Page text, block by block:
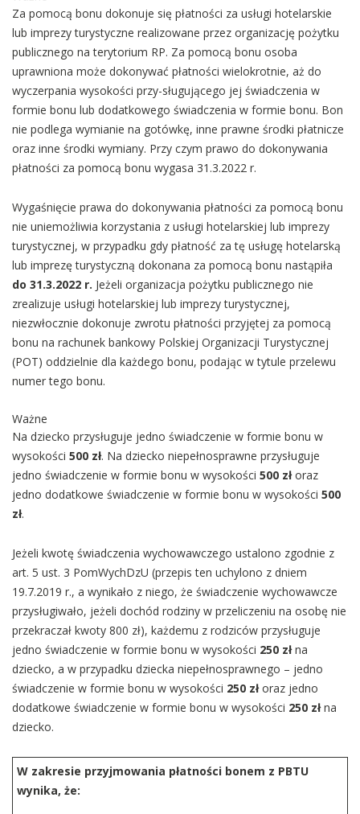
Za pomocą bonu dokonuje się płatności za usługi hotelarskie
lub imprezy turystyczne realizowane przez organizację pożytku
publicznego na terytorium RP. Za pomocą bonu osoba
uprawniona może dokonywać płatności wielokrotnie, aż do
wyczerpania wysokości przy-sługującego jej świadczenia w
formie bonu lub dodatkowego świadczenia w formie bonu. Bon
nie podlega wymianie na gotówkę, inne prawne środki płatnicze
oraz inne środki wymiany. Przy czym prawo do dokonywania
płatności za pomocą bonu wygasa 31.3.2022 r.
Wygaśnięcie prawa do dokonywania płatności za pomocą bonu
nie uniemożliwia korzystania z usługi hotelarskiej lub imprezy
turystycznej, w przypadku gdy płatność za tę usługę hotelarską
lub imprezę turystyczną dokonana za pomocą bonu nastąpiła
do 31.3.2022 r. Jeżeli organizacja pożytku publicznego nie
zrealizuje usługi hotelarskiej lub imprezy turystycznej,
niezwłocznie dokonuje zwrotu płatności przyjętej za pomocą
bonu na rachunek bankowy Polskiej Organizacji Turystycznej
(POT) oddzielnie dla każdego bonu, podając w tytule przelewu
numer tego bonu.
Ważne
Na dziecko przysługuje jedno świadczenie w formie bonu w
wysokości 500 zł. Na dziecko niepełnosprawne przysługuje
jedno świadczenie w formie bonu w wysokości 500 złoraz
jedno dodatkowe świadczenie w formie bonu w wysokości 500
zł.
Jeżeli kwotę świadczenia wychowawczego ustalono zgodnie z
art. 5 ust. 3 PomWychDzU (przepis ten uchylono z dniem
19.7.2019 r., a wynikało z niego, że świadczenie wychowawcze
przysługiwało, jeżeli dochód rodziny w przeliczeniu na osobę nie
przekraczał kwoty 800 zł), każdemu z rodziców przysługuje
jedno świadczenie w formie bonu w wysokości 250 złna
dziecko, a w przypadku dziecka niepełnosprawnego – jedno
świadczenie w formie bonu w wysokości 250 złoraz jedno
dodatkowe świadczenie w formie bonu w wysokości 250 złna
dziecko.
W zakresie przyjmowania płatności bonem z PBTU
wynika, że: